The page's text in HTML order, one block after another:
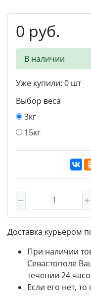
0 руб.
В наличии
Уже купили: 0 шт
Выбор веса
3кг
15кг
Доставка курьером
При наличии
Севастополе
течении 24
Если его нет,